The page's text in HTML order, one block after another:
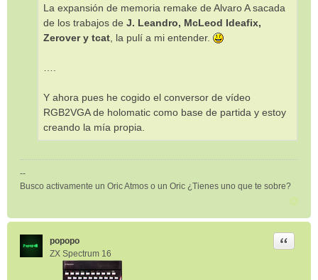
La expansión de memoria remake de Alvaro A sacada
de los trabajos de J. Leandro, McLeod Ideafix,
Zerover y tcat , la pulí a mi entender.
Y ahora pues he cogido el conversor de vídeo
RGB2VGA de holomatic como base de partida y estoy
creando la mía propia.
--
Busco activamente un Oric Atmos o un Oric ¿Tienes uno que te sobre?
popopo
ZX Spectrum 16
Citar